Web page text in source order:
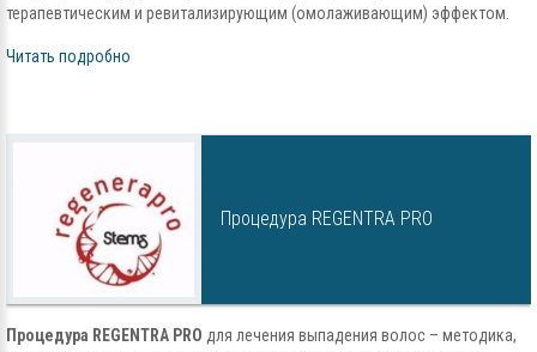
терапевтическим и ревитализирующим (омолаживающим) эффектом.
Читать подробно
Процедура REGENTRA PRO
Процедура REGENTRA PRO для лечения выпадения волос – методика,